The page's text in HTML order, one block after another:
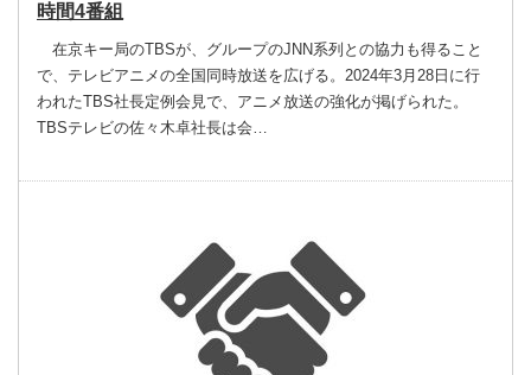
時間4番組
在京キー局のTBSが、グループのJNN系列との協力も得ること
で、テレビアニメの全国同時放送を広げる。2024年3月28日に行
われたTBS社長定例会見で、アニメ放送の強化が掲げられた。
TBSテレビの佐々木卓社長は会…